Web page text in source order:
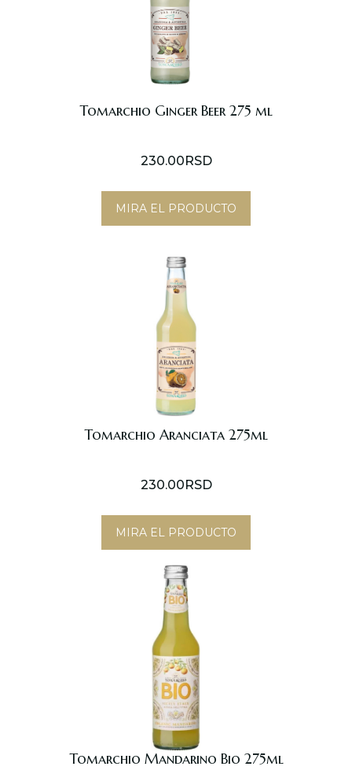
Tomarchio Ginger Beer 275 ml
230.00RSD
MIRA EL PRODUCTO
Tomarchio Aranciata 275ml
230.00RSD
MIRA EL PRODUCTO
Tomarchio Mandarino Bio 275ml